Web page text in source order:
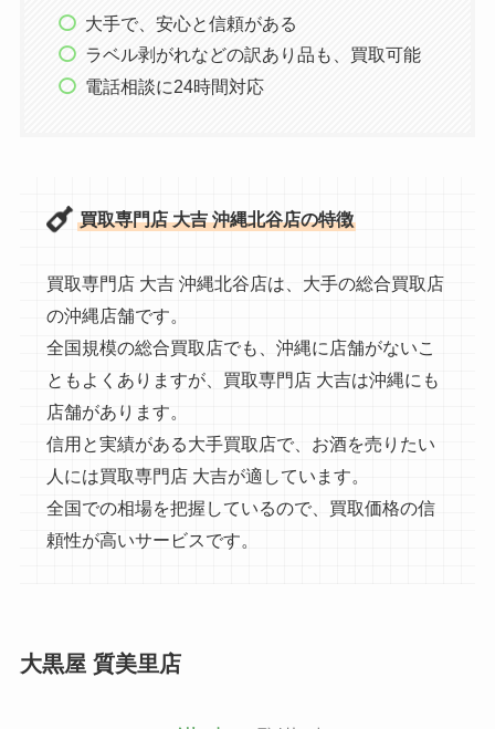
大手で、安心と信頼がある
ラベル剥がれなどの訳あり品も、買取可能
電話相談に24時間対応
買取専門店 大吉 沖縄北谷店の特徴
買取専門店 大吉 沖縄北谷店は、大手の総合買取店
の沖縄店舗です。
全国規模の総合買取店でも、沖縄に店舗がないこ
ともよくありますが、買取専門店 大吉は沖縄にも
店舗があります。
信用と実績がある大手買取店で、お酒を売りたい
人には買取専門店 大吉が適しています。
全国での相場を把握しているので、買取価格の信
頼性が高いサービスです。
大黒屋 質美里店